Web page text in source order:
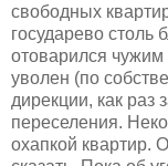
свободных
государево столь
отоварился
уволен (по
дирекции, как
переселения.
охапкой квартир.